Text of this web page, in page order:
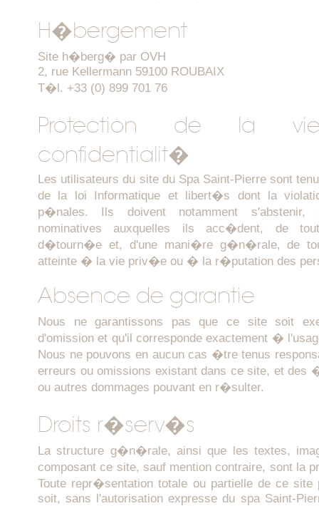
H�bergement
Site h�berg� par OVH
2, rue Kellermann 59100 ROUBAIX
T�l. +33 (0) 899 701 76
Protection de la
confidentialit�
Les utilisateurs du site du Spa Saint-Pierre sont
de la loi Informatique et libert�s dont la
p�nales. Ils doivent notamment s'abstenir,
nominatives auxquelles ils acc�dent, de
d�tourn�e et, d'une mani�re g�n�rale, de
atteinte � la vie priv�e ou � la r�putation des
Absence de garantie
Nous ne garantissons pas que ce site soit
d'omission et qu'il corresponde exactement �
Nous ne pouvons en aucun cas �tre tenus
erreurs ou omissions existant dans ce site, et
ou autres dommages pouvant en r�sulter.
Droits r�serv�s
La structure g�n�rale, ainsi que les textes,
composant ce site, sauf mention contraire, sont la
Toute repr�sentation totale ou partielle de ce
soit, sans l'autorisation expresse du spa Saint-